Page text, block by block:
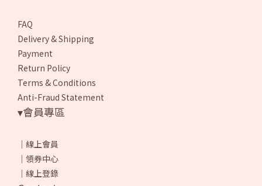
FAQ
Delivery & Shipping
Payment
Return Policy
Terms & Conditions
Anti-Fraud Statement
▾會員專區
｜ 線上會員
｜ 領券中心
｜ 線上登錄